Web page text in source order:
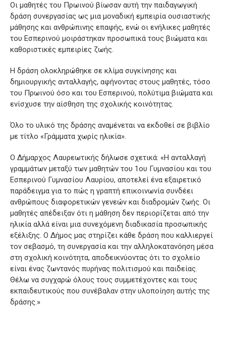
Οι μαθητές του Πρωινού βίωσαν αυτή την παιδαγωγική
δράση συνεργασίας ως μια μοναδική εμπειρία ουσιαστικής
μάθησης και ανθρώπινης επαφής, ενώ οι ενήλικες μαθητές
του Εσπερινού μοιράστηκαν προσωπικά τους βιώματα και
καθοριστικές εμπειρίες ζωής.
Η δράση ολοκληρώθηκε σε κλίμα συγκίνησης και
δημιουργικής ανταλλαγής, αφήνοντας στους μαθητές, τόσο
του Πρωινού όσο και του Εσπερινού, πολύτιμα βιώματα και
ενίσχυσε την αίσθηση της σχολικής κοινότητας.
Όλο το υλικό της δράσης αναμένεται να εκδοθεί σε βιβλίο
με τίτλο «Γράμματα χωρίς ηλικία».
Ο Δήμαρχος Λαυρεωτικής δήλωσε σχετικά: «Η ανταλλαγή
γραμμάτων μεταξύ των μαθητών του 1ου Γυμνασίου και του
Εσπερινού Γυμνασίου Λαυρίου, αποτελεί ένα εξαιρετικό
παράδειγμα για το πώς η γραπτή επικοινωνία συνδέει
ανθρώπους διαφορετικών γενεών και διαδρομών ζωής. Οι
μαθητές απέδειξαν ότι η μάθηση δεν περιορίζεται από την
ηλικία αλλά είναι μια συνεχόμενη διαδικασία προσωπικής
εξέλιξης. Ο Δήμος μας στηρίζει κάθε δράση που καλλιεργεί
τον σεβασμό, τη συνεργασία και την αλληλοκατανόηση μέσα
στη σχολική κοινότητα, αποδεικνύοντας ότι το σχολείο
είναι ένας ζωντανός πυρήνας πολιτισμού και παιδείας.
Θέλω να συγχαρώ όλους τους συμμετέχοντες και τους
εκπαιδευτικούς που συνέβαλαν στην υλοποίηση αυτής της
δράσης.»